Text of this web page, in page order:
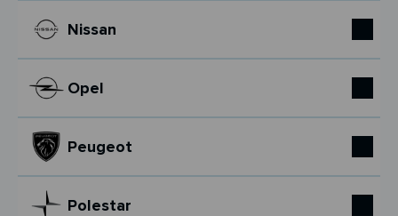
Nissan
Opel
Peugeot
Polestar